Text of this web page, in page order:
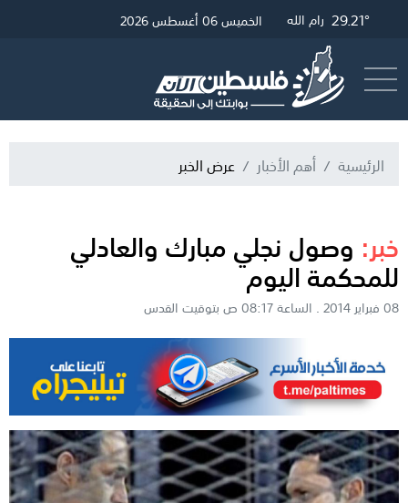
30.46° غزة 29.45° القدس 29.21° رام الله الخميس 06 أغسطس 2026
الرئيسية أهم الأخبار عرض الخبر
خبر: وصول نجلي مبارك والعادلي
للمحكمة اليوم
08 فبراير 2014 . الساعة 08:17 ص بتوقيت القدس